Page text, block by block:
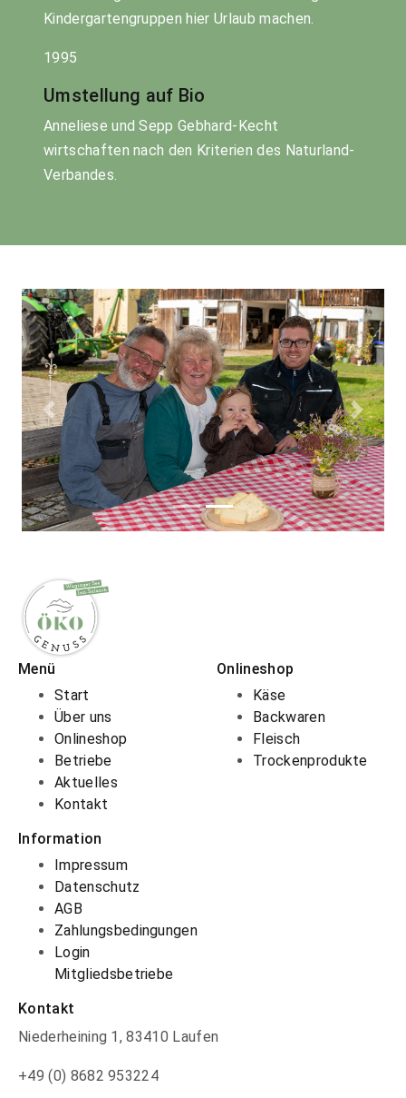
Kindergartengruppen hier Urlaub machen.
1995
Umstellung auf Bio
Anneliese und Sepp Gebhard-Kecht
wirtschaften nach den Kriterien des Naturland-
Verbandes.
Zurück Weiter
Menü
Start
Über uns
Onlineshop
Betriebe
Aktuelles
Kontakt
Onlineshop
Käse
Backwaren
Fleisch
Trockenprodukte
Information
Impressum
Datenschutz
AGB
Zahlungsbedingungen
Login
Mitgliedsbetriebe
Kontakt
Niederheining 1, 83410 Laufen
+49 (0) 8682 953224